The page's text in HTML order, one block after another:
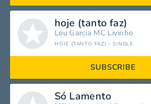
hoje (tanto faz)
Lou Garcia MC Livinho
HOJE (TANTO FAZ) - SINGLE
SUBSCRIBE
Só Lamento